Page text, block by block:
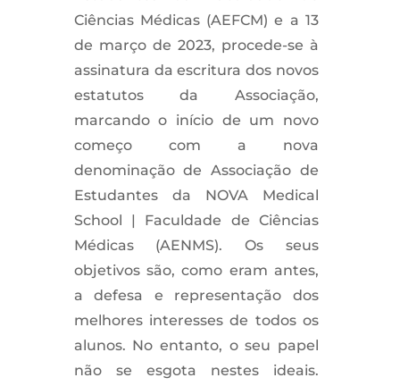
Ciências Médicas (AEFCM) e a 13
de março de 2023, procede-se à
assinatura da escritura dos novos
estatutos da Associação,
marcando o início de um novo
começo com a nova
denominação de Associação de
Estudantes da NOVA Medical
School | Faculdade de Ciências
Médicas (AENMS). Os seus
objetivos são, como eram antes,
a defesa e representação dos
melhores interesses de todos os
alunos. No entanto, o seu papel
não se esgota nestes ideais.